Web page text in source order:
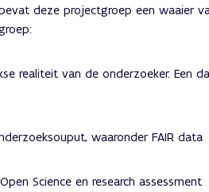
deze projectgroep een waaier
realiteit van de onderzoeker. Een
waaronder FAIR data
Science en research assessment